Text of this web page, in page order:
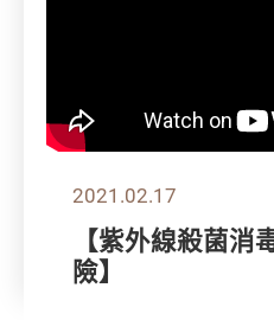
2021.02.17
【紫外線殺菌
險】